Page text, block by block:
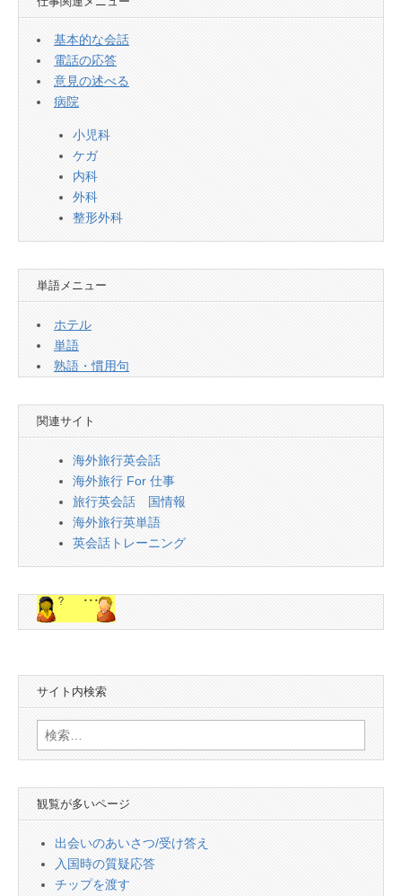
基本的な会話
電話の応答
意見の述べる
病院
小児科
ケガ
内科
外科
整形外科
単語メニュー
ホテル
単語
熟語・慣用句
関連サイト
海外旅行英会話
海外旅行 For 仕事
旅行英会話 国情報
海外旅行英単語
英会話トレーニング
サイト内検索
検
索:
観覧が多いページ
出会いのあいさつ/受け答え
入国時の質疑応答
チップを渡す